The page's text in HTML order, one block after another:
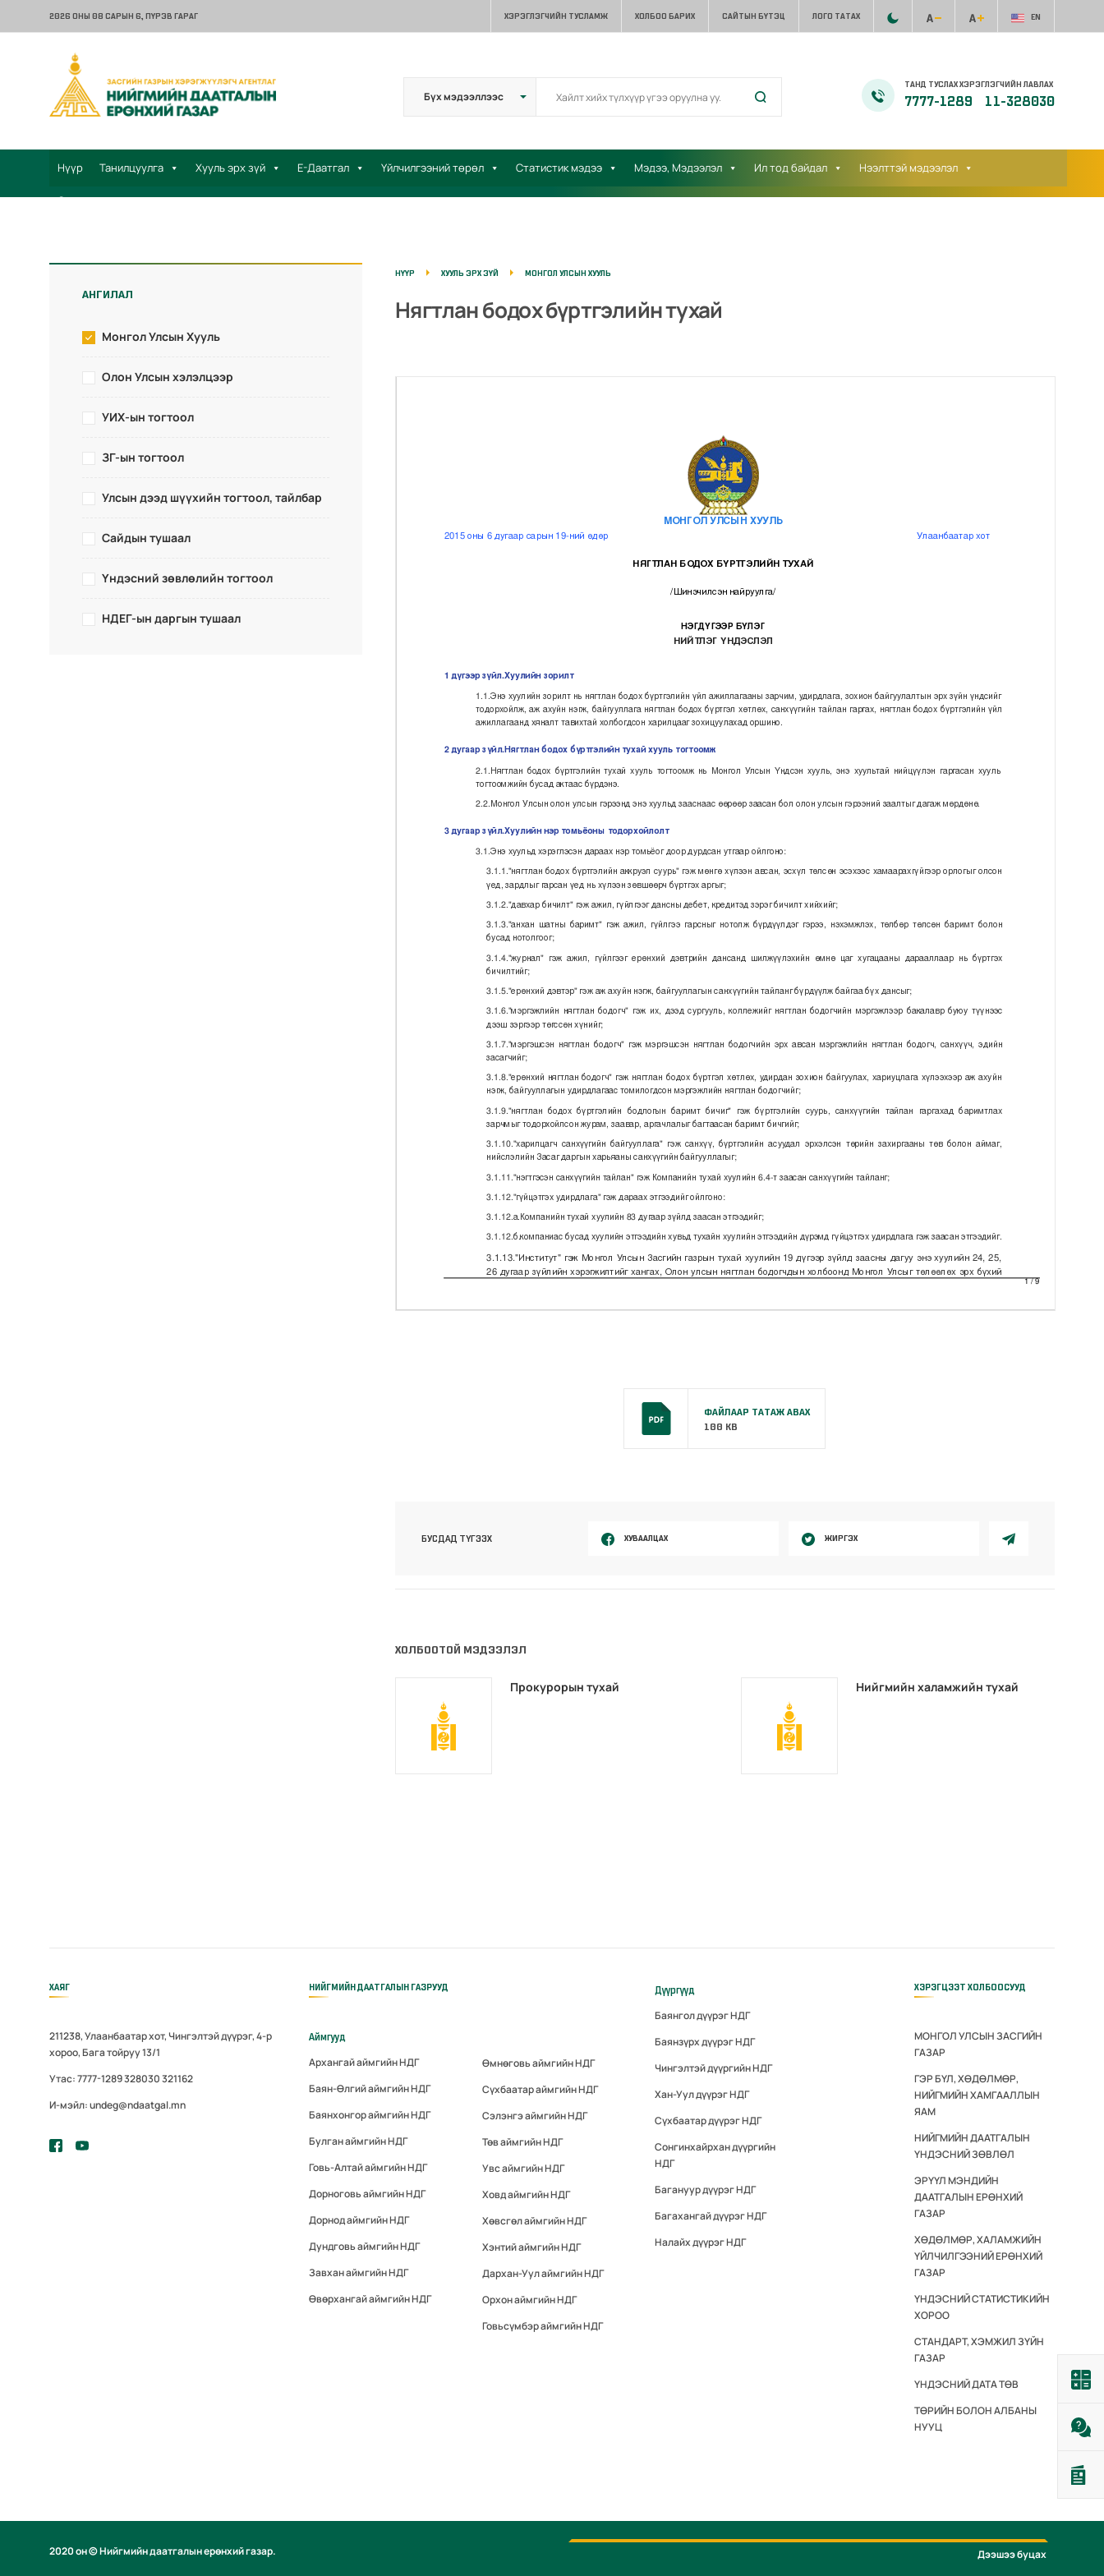
2026 ОНЫ 08 САРЫН 6, ПҮРЭВ ГАРАГ ХЭРЭГЛЭГЧИЙН ТУСЛАМЖ ХОЛБОО БАРИХ САЙТЫН БҮТЭЦ ЛОГО ТАТАХ EN
ТАНД ТУСЛАХ ХЭРЭГЛЭГЧИЙН ЛАВЛАХ
7777-1289 11-328030
Нүүр Танилцуулга Хууль эрх зүй Е-Даатгал Үйлчилгээний төрөл Статистик мэдээ Мэдээ, Мэдээлэл Ил тод байдал Нээлттэй мэдээлэл
Санал хүсэлт
АНГИЛАЛ
Монгол Улсын Хууль
Олон Улсын хэлэлцээр
УИХ-ын тогтоол
ЗГ-ын тогтоол
Улсын дээд шүүхийн тогтоол, тайлбар
Сайдын тушаал
Үндэсний зөвлөлийн тогтоол
НДЕГ-ын даргын тушаал
НҮҮР ХУУЛЬ ЭРХ ЗҮЙ МОНГОЛ УЛСЫН ХУУЛЬ
Нягтлан бодох бүртгэлийн тухай
ФАЙЛААР ТАТАЖ АВАХ
100 KB
БУСДАД ТҮГЭЭХ ХУВААЛЦАХ ЖИРГЭХ
ХОЛБООТОЙ МЭДЭЭЛЭЛ
Прокурорын тухай Нийгмийн халамжийн тухай
ХАЯГ
211238, Улаанбаатар хот, Чингэлтэй дүүрэг, 4-р
хороо, Бага тойруу 13/1
Утас: 7777-1289 328030 321162
И-мэйл: undeg@ndaatgal.mn
НИЙГМИЙН ДААТГАЛЫН ГАЗРУУД
Аймгууд
Архангай аймгийн НДГ
Баян-Өлгий аймгийн НДГ
Баянхонгор аймгийн НДГ
Булган аймгийн НДГ
Говь-Алтай аймгийн НДГ
Дорноговь аймгийн НДГ
Дорнод аймгийн НДГ
Дундговь аймгийн НДГ
Завхан аймгийн НДГ
Өвөрхангай аймгийн НДГ
Өмнөговь аймгийн НДГ
Сүхбаатар аймгийн НДГ
Сэлэнгэ аймгийн НДГ
Төв аймгийн НДГ
Увс аймгийн НДГ
Ховд аймгийн НДГ
Хөвсгөл аймгийн НДГ
Хэнтий аймгийн НДГ
Дархан-Уул аймгийн НДГ
Орхон аймгийн НДГ
Говьсүмбэр аймгийн НДГ
Дүүргүүд
Баянгол дүүрэг НДГ
Баянзүрх дүүрэг НДГ
Чингэлтэй дүүргийн НДГ
Хан-Уул дүүрэг НДГ
Сүхбаатар дүүрэг НДГ
Сонгинхайрхан дүүргийн
НДГ
Багануур дүүрэг НДГ
Багахангай дүүрэг НДГ
Налайх дүүрэг НДГ
ХЭРЭГЦЭЭТ ХОЛБООСУУД
МОНГОЛ УЛСЫН ЗАСГИЙН
ГАЗАР
ГЭР БҮЛ, ХӨДӨЛМӨР,
НИЙГМИЙН ХАМГААЛЛЫН
ЯАМ
НИЙГМИЙН ДААТГАЛЫН
ҮНДЭСНИЙ ЗӨВЛӨЛ
ЭРҮҮЛ МЭНДИЙН
ДААТГАЛЫН ЕРӨНХИЙ
ГАЗАР
ХӨДӨЛМӨР, ХАЛАМЖИЙН
ҮЙЛЧИЛГЭЭНИЙ ЕРӨНХИЙ
ГАЗАР
ҮНДЭСНИЙ СТАТИСТИКИЙН
ХОРОО
СТАНДАРТ, ХЭМЖИЛ ЗҮЙН
ГАЗАР
ҮНДЭСНИЙ ДАТА ТӨВ
ТӨРИЙН БОЛОН АЛБАНЫ
НУУЦ
2020 он © Нийгмийн даатгалын ерөнхий газар. Дээшээ буцах